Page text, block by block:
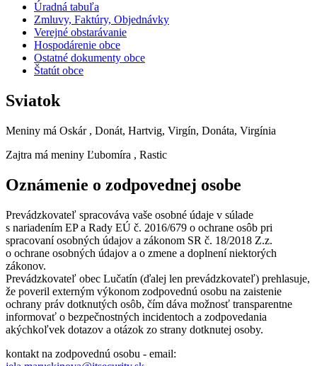
Úradná tabuľa
Zmluvy, Faktúry, Objednávky
Verejné obstarávanie
Hospodárenie obce
Ostatné dokumenty obce
Štatút obce
Sviatok
Meniny má Oskár , Donát, Hartvig, Virgín, Donáta, Virgínia
Zajtra má meniny Ľubomíra , Rastic
Oznámenie o zodpovednej osobe
Prevádzkovateľ spracováva vaše osobné údaje v súlade
s nariadením EP a Rady EÚ č. 2016/679 o ochrane osôb pri
spracovaní osobných údajov a zákonom SR č. 18/2018 Z.z.
o ochrane osobných údajov a o zmene a doplnení niektorých
zákonov.
Prevádzkovateľ obec Lučatín (ďalej len prevádzkovateľ) prehlasuje,
že poveril externým výkonom zodpovednú osobu na zaistenie
ochrany práv dotknutých osôb, čím dáva možnosť transparentne
informovať o bezpečnostných incidentoch a zodpovedania
akýchkoľvek dotazov a otázok zo strany dotknutej osoby.
kontakt na zodpovednú osobu - email: